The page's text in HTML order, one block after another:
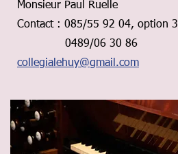
Monsieur Paul Ruelle
Contact : 085/55 92 04, option 3
0489/06 30 86
collegialehuy@gmail.com